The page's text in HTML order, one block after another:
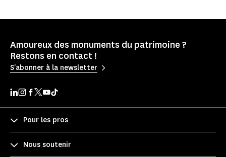
Amoureux des monuments du patrimoine ?
Restons en contact !
S'abonner à la newsletter
Pour les pros
Nous soutenir